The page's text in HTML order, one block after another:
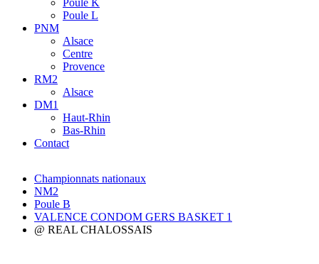
Poule K
Poule L
PNM
Alsace
Centre
Provence
RM2
Alsace
DM1
Haut-Rhin
Bas-Rhin
Contact
Championnats nationaux
NM2
Poule B
VALENCE CONDOM GERS BASKET 1
@ REAL CHALOSSAIS